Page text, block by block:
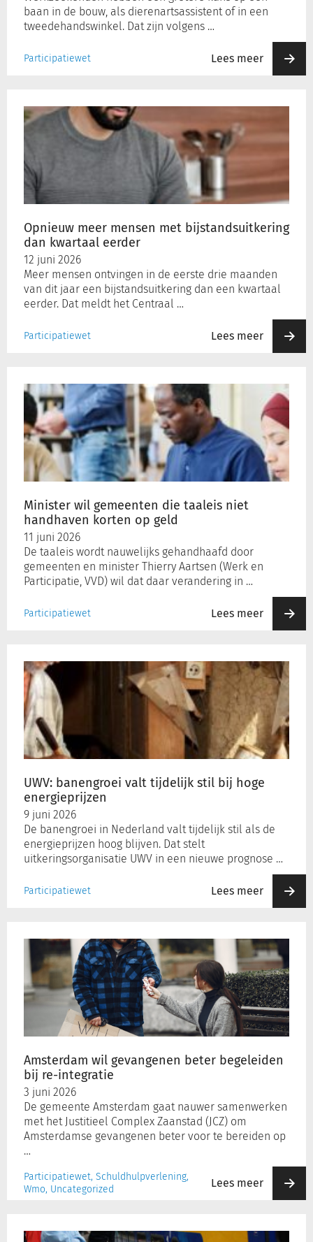
baan in de bouw, als dierenartsassistent of in een
tweedehandswinkel. Dat zijn volgens …
Participatiewet Lees meer
Opnieuw meer mensen met bijstandsuitkering
dan kwartaal eerder
12 juni 2026
Meer mensen ontvingen in de eerste drie maanden
van dit jaar een bijstandsuitkering dan een kwartaal
eerder. Dat meldt het Centraal …
Participatiewet Lees meer
meer
mensen
met
bijstandsuitkering
dan
kwartaal
eerder
Minister wil gemeenten die taaleis niet
handhaven korten op geld
11 juni 2026
De taaleis wordt nauwelijks gehandhaafd door
gemeenten en minister Thierry Aartsen (Werk en
Participatie, VVD) wil dat daar verandering in …
Participatiewet Lees meer
gemeenten
die
taaleis
niet
handhaven
korten
geld
UWV: banengroei valt tijdelijk stil bij hoge
energieprijzen
9 juni 2026
De banengroei in Nederland valt tijdelijk stil als de
energieprijzen hoog blijven. Dat stelt
uitkeringsorganisatie UWV in een nieuwe prognose …
Participatiewet Lees meer
banengroei
valt
tijdelijk
hoge
energieprijzen
Amsterdam wil gevangenen beter begeleiden
bij re-integratie
3 juni 2026
De gemeente Amsterdam gaat nauwer samenwerken
met het Justitieel Complex Zaanstad (JCZ) om
Amsterdamse gevangenen beter voor te bereiden op
…
Participatiewet, Schuldhulpverlening,
Wmo, Uncategorized
Lees meer
gevangenen
beter
begeleiden
integratie
OV: